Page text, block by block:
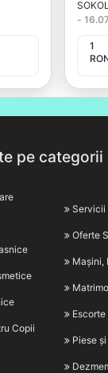
-
1
pe categorii
Copii
Servicii
Oferte
Mașini,
Piese